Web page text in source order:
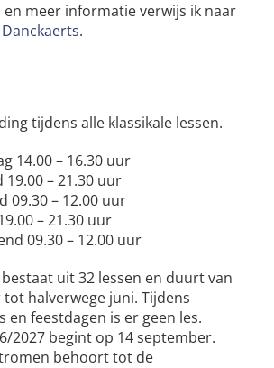
meer informatie verwijs ik naar
Danckaerts.
tijdens alle klassikale lessen.
14.00 – 16.30 uur
– 21.30 uur
09.30 – 12.00 uur
– 21.30 uur
09.30 – 12.00 uur
uit 32 lessen en duurt van
halverwege juni. Tijdens
en feestdagen is er geen les.
2027 begint op 14 september.
behoort tot de